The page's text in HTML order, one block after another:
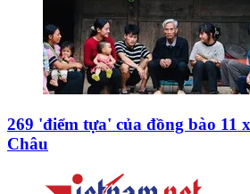
269 'điểm tựa' của đồng bào 11
Châu